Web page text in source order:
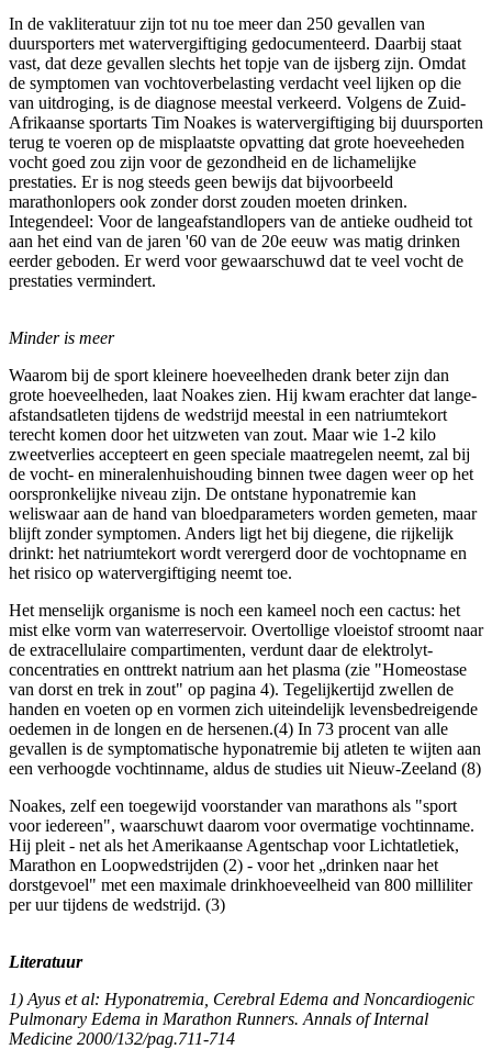
In de vakliteratuur zijn tot nu toe meer dan 250 gevallen van
duursporters met watervergiftiging gedocumenteerd. Daarbij staat
vast, dat deze gevallen slechts het topje van de ijsberg zijn. Omdat
de symptomen van vochtoverbelasting verdacht veel lijken op die
van uitdroging, is de diagnose meestal verkeerd. Volgens de Zuid-
Afrikaanse sportarts Tim Noakes is watervergiftiging bij duursporten
terug te voeren op de misplaatste opvatting dat grote hoeveeheden
vocht goed zou zijn voor de gezondheid en de lichamelijke
prestaties. Er is nog steeds geen bewijs dat bijvoorbeeld
marathonlopers ook zonder dorst zouden moeten drinken.
Integendeel: Voor de langeafstandlopers van de antieke oudheid tot
aan het eind van de jaren '60 van de 20e eeuw was matig drinken
eerder geboden. Er werd voor gewaarschuwd dat te veel vocht de
prestaties vermindert.
Minder is meer
Waarom bij de sport kleinere hoeveelheden drank beter zijn dan
grote hoeveelheden, laat Noakes zien. Hij kwam erachter dat lange-
afstandsatleten tijdens de wedstrijd meestal in een natriumtekort
terecht komen door het uitzweten van zout. Maar wie 1-2 kilo
zweetverlies accepteert en geen speciale maatregelen neemt, zal bij
de vocht- en mineralenhuishouding binnen twee dagen weer op het
oorspronkelijke niveau zijn. De ontstane hyponatremie kan
weliswaar aan de hand van bloedparameters worden gemeten, maar
blijft zonder symptomen. Anders ligt het bij diegene, die rijkelijk
drinkt: het natriumtekort wordt verergerd door de vochtopname en
het risico op watervergiftiging neemt toe.
Het menselijk organisme is noch een kameel noch een cactus: het
mist elke vorm van waterreservoir. Overtollige vloeistof stroomt naar
de extracellulaire compartimenten, verdunt daar de elektrolyt-
concentraties en onttrekt natrium aan het plasma (zie "Homeostase
van dorst en trek in zout" op pagina 4). Tegelijkertijd zwellen de
handen en voeten op en vormen zich uiteindelijk levensbedreigende
oedemen in de longen en de hersenen.(4) In 73 procent van alle
gevallen is de symptomatische hyponatremie bij atleten te wijten aan
een verhoogde vochtinname, aldus de studies uit Nieuw-Zeeland (8)
Noakes, zelf een toegewijd voorstander van marathons als "sport
voor iedereen", waarschuwt daarom voor overmatige vochtinname.
Hij pleit - net als het Amerikaanse Agentschap voor Lichtatletiek,
Marathon en Loopwedstrijden (2) - voor het „drinken naar het
dorstgevoel" met een maximale drinkhoeveelheid van 800 milliliter
per uur tijdens de wedstrijd. (3)
Literatuur
1) Ayus et al: Hyponatremia, Cerebral Edema and Noncardiogenic
Pulmonary Edema in Marathon Runners. Annals of Internal
Medicine 2000/132/pag.711-714